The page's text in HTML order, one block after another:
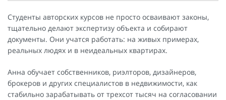
Студенты авторских курсов не просто осваивают законы,
тщательно делают экспертизу объекта и собирают
документы. Они учатся работать: на живых примерах,
реальных людях и в неидеальных квартирах.
Анна обучает собственников, риэлторов, дизайнеров,
брокеров и других специалистов в недвижимости, как
стабильно зарабатывать от трехсот тысяч на согласовании